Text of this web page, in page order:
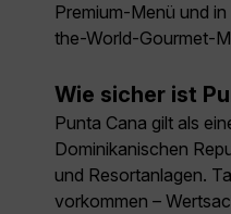
Premium-Menü und
the-World-Gourmet-
Wie sicher ist
Punta Cana gilt als
Dominikanischen
und Resortanlagen.
vorkommen –